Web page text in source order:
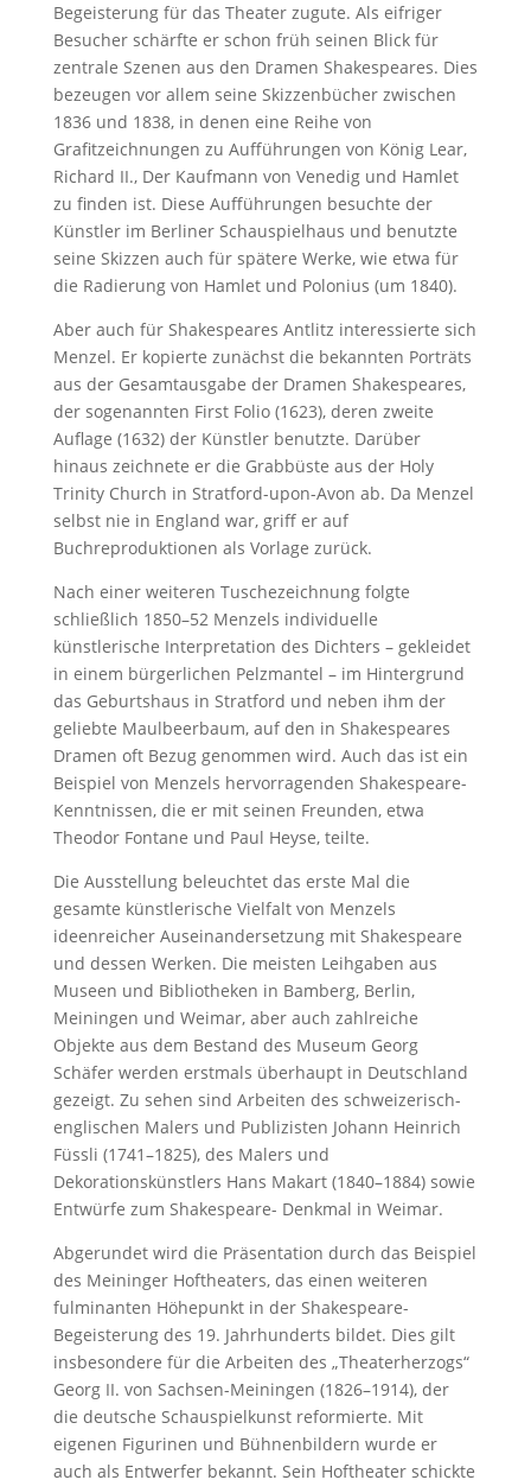
Begeisterung für das Theater zugute. Als eifriger
Besucher schärfte er schon früh seinen Blick für
zentrale Szenen aus den Dramen Shakespeares. Dies
bezeugen vor allem seine Skizzenbücher zwischen
1836 und 1838, in denen eine Reihe von
Grafitzeichnungen zu Aufführungen von König Lear,
Richard II., Der Kaufmann von Venedig und Hamlet
zu finden ist. Diese Aufführungen besuchte der
Künstler im Berliner Schauspielhaus und benutzte
seine Skizzen auch für spätere Werke, wie etwa für
die Radierung von Hamlet und Polonius (um 1840).
Aber auch für Shakespeares Antlitz interessierte sich
Menzel. Er kopierte zunächst die bekannten Porträts
aus der Gesamtausgabe der Dramen Shakespeares,
der sogenannten First Folio (1623), deren zweite
Auflage (1632) der Künstler benutzte. Darüber
hinaus zeichnete er die Grabbüste aus der Holy
Trinity Church in Stratford-upon-Avon ab. Da Menzel
selbst nie in England war, griff er auf
Buchreproduktionen als Vorlage zurück.
Nach einer weiteren Tuschezeichnung folgte
schließlich 1850–52 Menzels individuelle
künstlerische Interpretation des Dichters – gekleidet
in einem bürgerlichen Pelzmantel – im Hintergrund
das Geburtshaus in Stratford und neben ihm der
geliebte Maulbeerbaum, auf den in Shakespeares
Dramen oft Bezug genommen wird. Auch das ist ein
Beispiel von Menzels hervorragenden Shakespeare-
Kenntnissen, die er mit seinen Freunden, etwa
Theodor Fontane und Paul Heyse, teilte.
Die Ausstellung beleuchtet das erste Mal die
gesamte künstlerische Vielfalt von Menzels
ideenreicher Auseinandersetzung mit Shakespeare
und dessen Werken. Die meisten Leihgaben aus
Museen und Bibliotheken in Bamberg, Berlin,
Meiningen und Weimar, aber auch zahlreiche
Objekte aus dem Bestand des Museum Georg
Schäfer werden erstmals überhaupt in Deutschland
gezeigt. Zu sehen sind Arbeiten des schweizerisch-
englischen Malers und Publizisten Johann Heinrich
Füssli (1741–1825), des Malers und
Dekorationskünstlers Hans Makart (1840–1884) sowie
Entwürfe zum Shakespeare- Denkmal in Weimar.
Abgerundet wird die Präsentation durch das Beispiel
des Meininger Hoftheaters, das einen weiteren
fulminanten Höhepunkt in der Shakespeare-
Begeisterung des 19. Jahrhunderts bildet. Dies gilt
insbesondere für die Arbeiten des „Theaterherzogs“
Georg II. von Sachsen-Meiningen (1826–1914), der
die deutsche Schauspielkunst reformierte. Mit
eigenen Figurinen und Bühnenbildern wurde er
auch als Entwerfer bekannt. Sein Hoftheater schickte